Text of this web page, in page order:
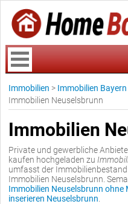
Immobilien > Immobilien Bayern
Immobilien Neuselsbrunn
Immobilien
Private und gewerbliche
kaufen hochgeladen zu
umfasst der
Immobilien Neuselsbrunn.
Immobilien Neuselsbrunn ohne
inserieren Neuselsbrunn